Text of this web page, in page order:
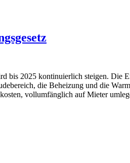
bis 2025 kontinuierlich steigen. Die
die Beheizung und die
vollumfänglich auf Mieter